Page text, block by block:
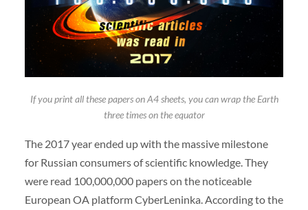
If you print all these papers on A4 sheets, you can wrap the Earth
three times on the equator
The 2017 year ended up with the massive milestone
for Russian consumers of scientific knowledge. They
were read 100,000,000 papers on the noticeable
European OA platform CyberLeninka. According to the